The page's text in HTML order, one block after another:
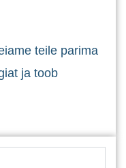
teile parima
ja toob